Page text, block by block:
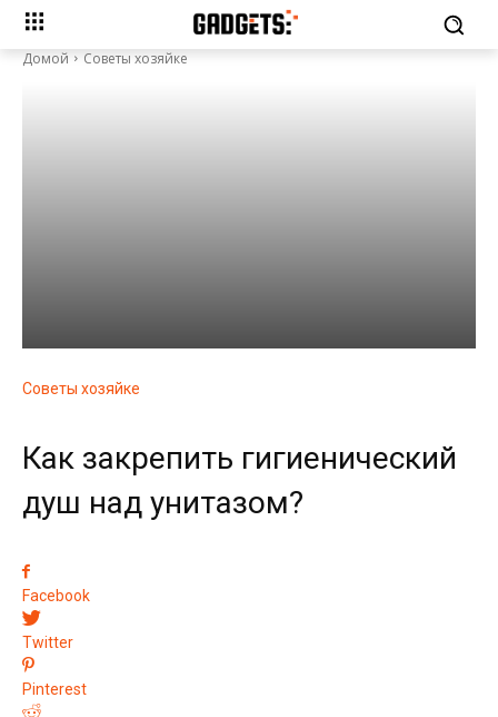
Домой Советы хозяйке
Советы хозяйке
Как закрепить гигиенический
душ над унитазом?
Facebook
Twitter
Pinterest